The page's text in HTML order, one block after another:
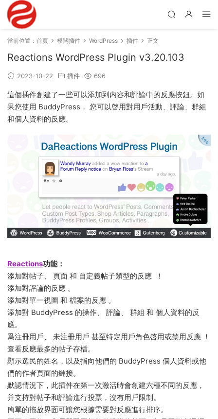
當前位置： 首頁 模闆插件 WordPress 插件 正文
Reactions WordPress Plugin v3.20.103
2023-10-22 插件 696
這個插件創建了一些可以添加到内容和評論中的反應按鈕。如
果您使用 BuddyPress， 您可以啓用對用戶活動、評論、群組
和個人資料的反應。
Reactions功能：
添加對帖子、 頁面 和 自定義帖子類型的反應 ！
添加對評論的反應 。
添加對單一視圖 和 檔案的反應 。
添加對 BuddyPress 的操作、 評論、 群組 和 個人資料的反
應。
爲注冊用戶、 未注冊用戶 甚至特定用戶角色啓用或禁用反應 ！
查看反應最多的帖子存檔。
顯示選民的姓名，以及指向他們的 BuddyPress 個人資料或他
們的作者頁面的鏈接。
默認情況下，此插件在第一次激活時會創建六種不同的反應，
并支持對帖子和評論進行投票，沒有用戶限制。
簡單的拖放界面可讓您根據需要對反應進行排序。